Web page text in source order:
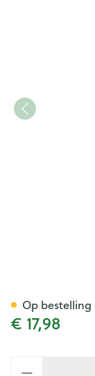
€ 17,98
Op bestelling